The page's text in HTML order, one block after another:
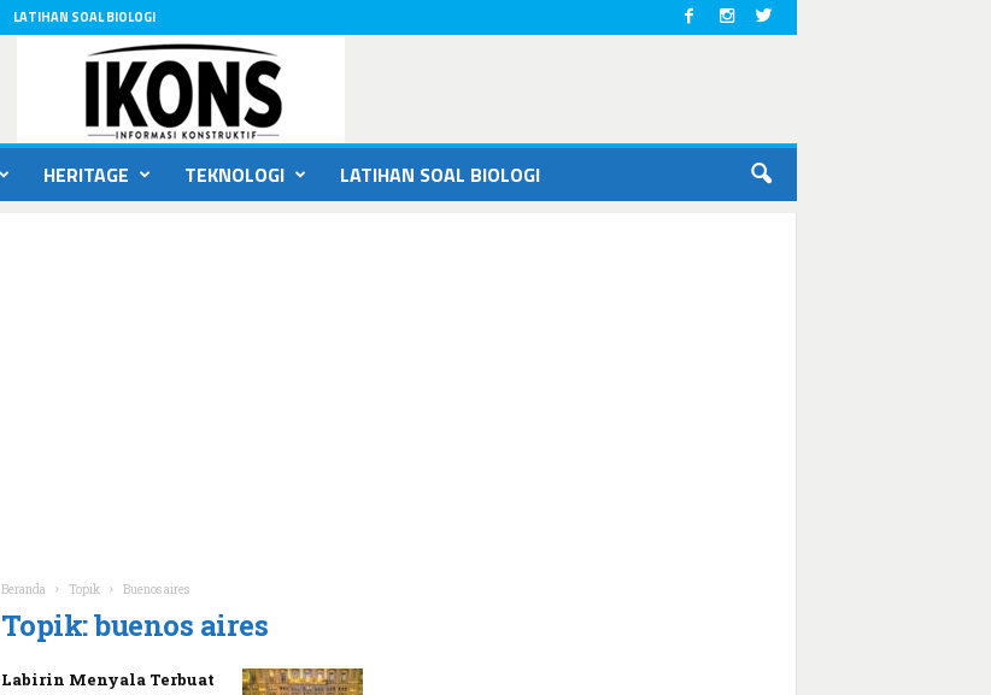
LATIHAN SOAL BIOLOGI
HERITAGE TEKNOLOGI LATIHAN SOAL BIOLOGI
Beranda Topik Buenos aires
Topik: buenos aires
Labirin Menyala Terbuat